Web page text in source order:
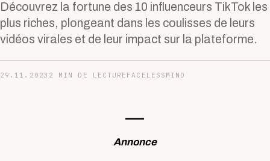
Découvrez la fortune des 10 influenceurs TikTok les
plus riches, plongeant dans les coulisses de leurs
vidéos virales et de leur impact sur la plateforme.
29.11.2023 2 MIN DE LECTURE FACELESSMIND
—-
Annonce